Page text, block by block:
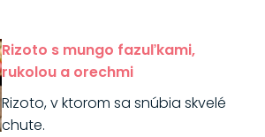
Rizoto s mungo fazuľkami,
rukolou a orechmi
Rizoto, v ktorom sa snúbia skvelé
chute.